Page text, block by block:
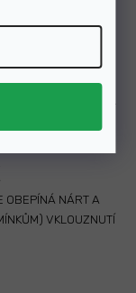
KUSU MATERIÁLU,
VYZTUŽENA
A JISTOTU.
OBEPÍNÁ NÁRT A
VKLOUZNUTÍ